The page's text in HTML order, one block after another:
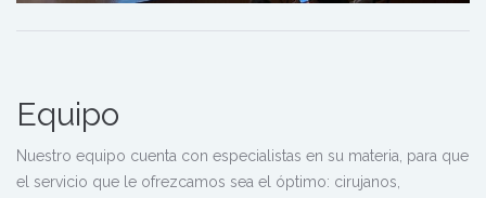
Equipo
Nuestro equipo cuenta con especialistas en su materia, para que
el servicio que le ofrezcamos sea el óptimo: cirujanos,